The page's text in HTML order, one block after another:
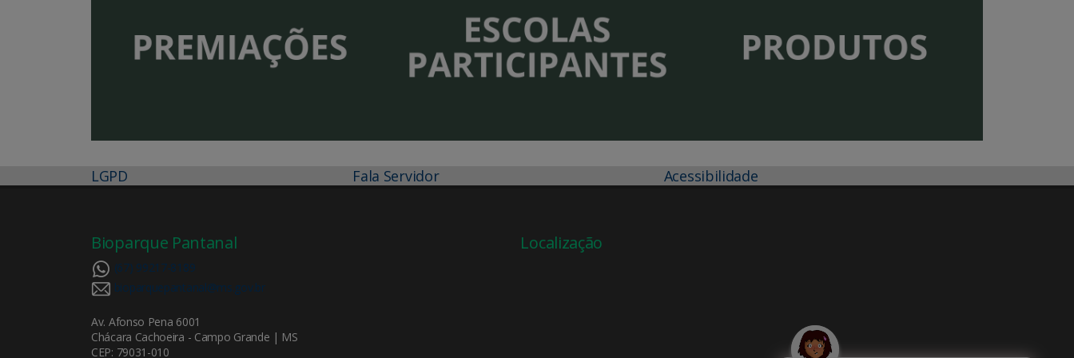
LGPD Fala Servidor Acessibilidade
Bioparque Pantanal
(67) 99217-8189
bioparquepantanal@ms.gov.br
Av. Afonso Pena 6001
Chácara Cachoeira - Campo Grande | MS
CEP: 79031-010
Localização